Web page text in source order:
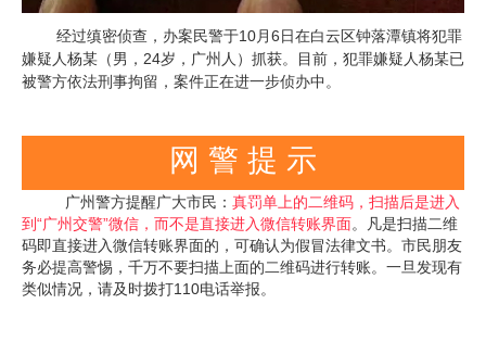
经过缜密侦查，办案民警于10月6日在白云区钟落潭镇将犯罪
嫌疑人杨某（男，24岁，广州人）抓获。目前，犯罪嫌疑人杨某已
被警方依法刑事拘留，案件正在进一步侦办中。
网 警 提 示
广州警方提醒广大市民： 真罚单上的二维码，扫描后是进入
到“广州交警”微信，而不是直接进入微信转账界面。凡是扫描二维
码即直接进入微信转账界面的，可确认为假冒法律文书。市民朋友
务必提高警惕，千万不要扫描上面的二维码进行转账。一旦发现有
类似情况，请及时拨打110电话举报。